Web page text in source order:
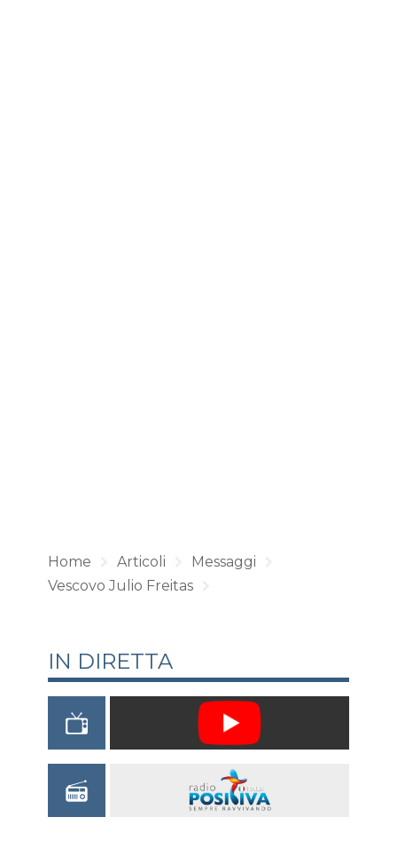
Home Articoli
Messaggi
Vescovo Julio Freitas
IN DIRETTA